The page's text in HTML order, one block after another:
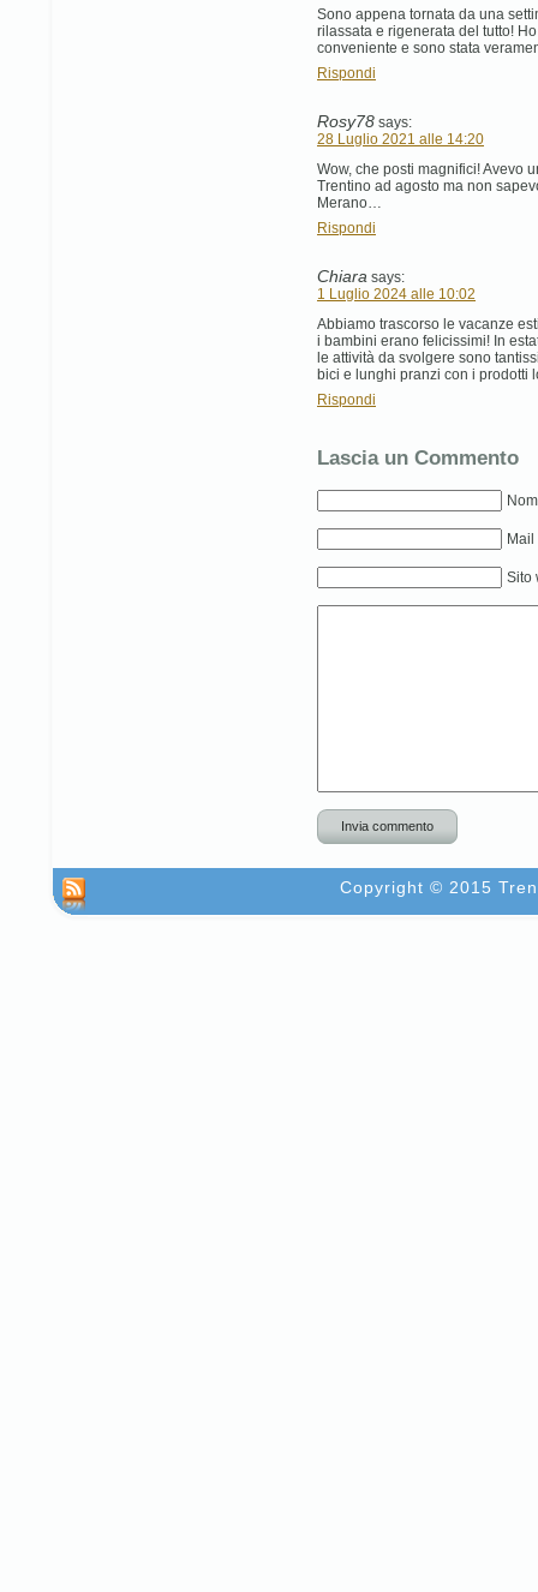
Sono appena tornata da una
rilassata e rigenerata del tutto!
conveniente e sono stata
Rispondi
Rosy78 says:
28 Luglio 2021 alle 14:20
Wow, che posti magnifici! Avevo
Trentino ad agosto ma non
Merano…
Rispondi
Chiara says:
1 Luglio 2024 alle 10:02
Abbiamo trascorso le vacanze
i bambini erano felicissimi! In
le attività da svolgere sono
bici e lunghi pranzi con i prodotti
Rispondi
Lascia un Commento
Mail
Sito
Invia commento
Copyright © 2015